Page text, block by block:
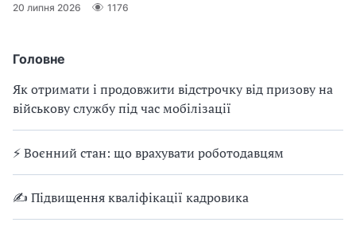
Головне
Як отримати і продовжити відстрочку від призову на
військову службу під час мобілізації
⚡ Воєнний стан: що врахувати роботодавцям
✍ Підвищення кваліфікації кадровика
20 липня 2026 1176